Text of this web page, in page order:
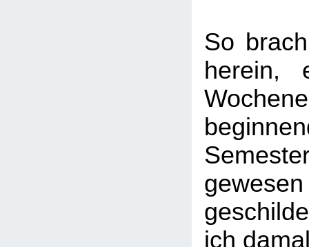
So
herein,
ich